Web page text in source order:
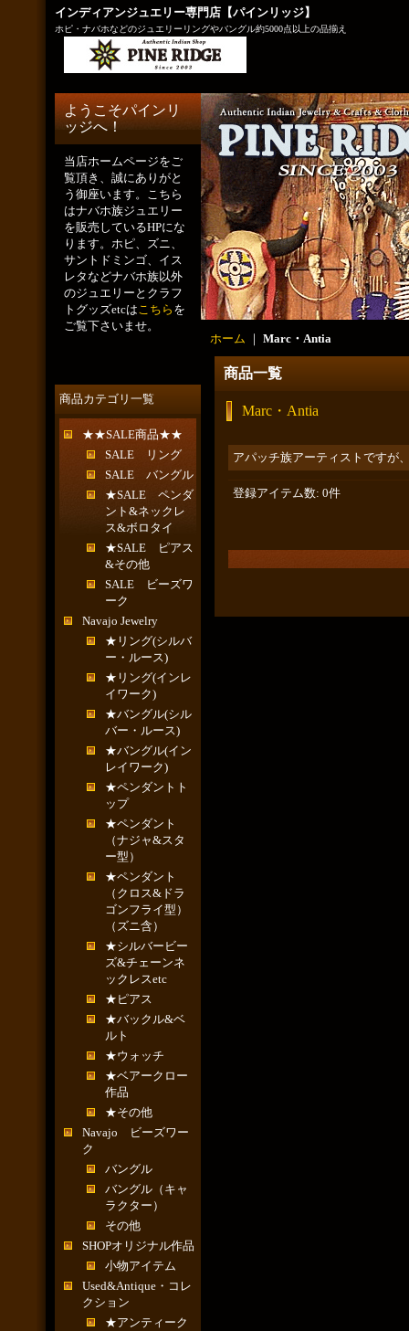
インディアンジュエリー専門店【パインリッジ】
ホピ・ナバホなどのジュエリーリングやバングル約5000点以上の品揃え
ようこそパインリ
ッジへ！
当店ホームページをご
覧頂き、誠にありがと
う御座います。こちら
はナバホ族ジュエリー
を販売しているHPにな
ります。ホピ、ズニ、
サントドミンゴ、イス
レタなどナバホ族以外
のジュエリーとクラフ
トグッズetcはこちら を
ご覧下さいませ。
商品カテゴリ一覧
★★SALE商品★★
SALE リング
SALE バングル
★SALE ペンダ
ント&ネックレ
ス&ボロタイ
★SALE ピアス
&その他
SALE ビーズワ
ーク
Navajo Jewelry
★リング(シルバ
ー・ルース)
★リング(インレ
イワーク)
★バングル(シル
バー・ルース)
★バングル(イン
レイワーク)
★ペンダントト
ップ
★ペンダント
（ナジャ&スタ
ー型）
★ペンダント
（クロス&ドラ
ゴンフライ型）
（ズニ含）
★シルバービー
ズ&チェーンネ
ックレスetc
★ピアス
★バックル&ベ
ルト
★ウォッチ
★ベアークロー
作品
★その他
Navajo ビーズワー
ク
バングル
バングル（キャ
ラクター）
その他
SHOPオリジナル作品
小物アイテム
Used&Antique・コレ
クション
★アンティーク
ホーム ｜ Marc・Antia
商品一覧
Marc・Antia
アパッチ族アーティストですが
登録アイテム数: 0件